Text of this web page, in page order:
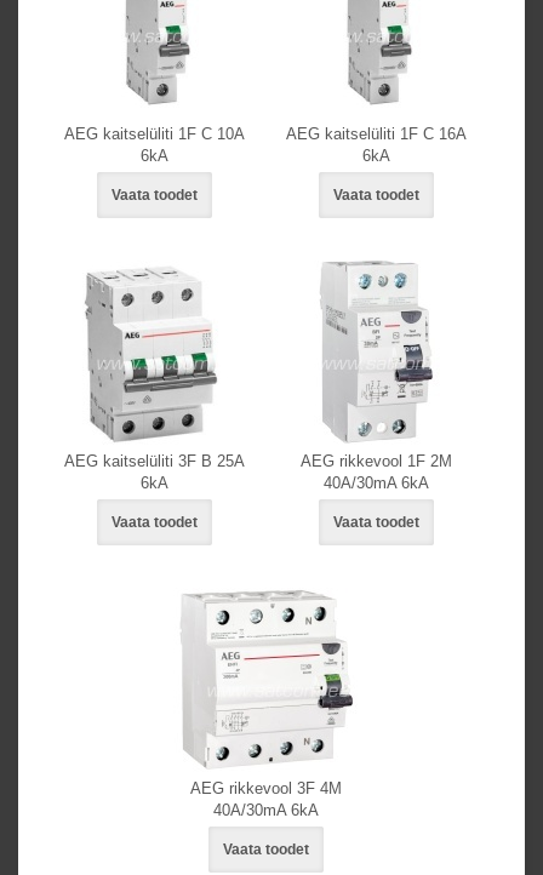
AEG kaitselüliti 1F C 10A
6kA
Vaata toodet
AEG kaitselüliti 1F C 16A
6kA
Vaata toodet
AEG kaitselüliti 3F B 25A
6kA
Vaata toodet
AEG rikkevool 1F 2M
40A/30mA 6kA
Vaata toodet
AEG rikkevool 3F 4M
40A/30mA 6kA
Vaata toodet